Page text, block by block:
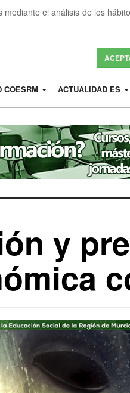
el análisis de los
COESRM ACTUALIDAD ES
y